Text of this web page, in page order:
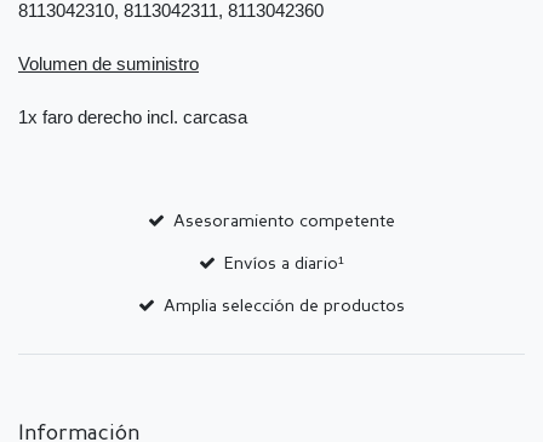
8113042310, 8113042311, 8113042360
Volumen de suministro
1x faro derecho incl. carcasa
Asesoramiento competente
Envíos a diario¹
Amplia selección de productos
Información